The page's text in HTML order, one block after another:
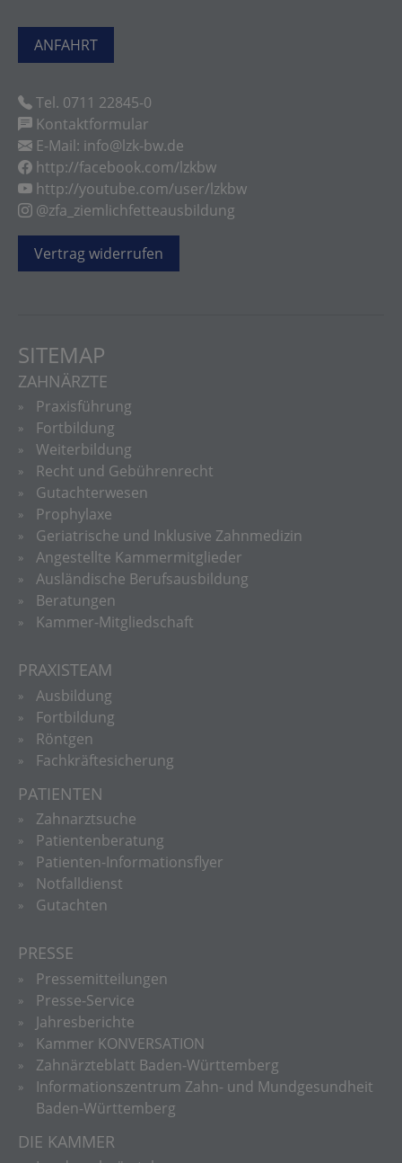
ANFAHRT
Tel. 0711 22845-0
Kontaktformular
E-Mail: info@lzk-bw.de
http://facebook.com/lzkbw
http://youtube.com/user/lzkbw
@zfa_ziemlichfetteausbildung
Vertrag widerrufen
SITEMAP
ZAHNÄRZTE
Praxisführung
Fortbildung
Weiterbildung
Recht und Gebührenrecht
Gutachterwesen
Prophylaxe
Geriatrische und Inklusive Zahnmedizin
Angestellte Kammermitglieder
Ausländische Berufsausbildung
Beratungen
Kammer-Mitgliedschaft
PRAXISTEAM
Ausbildung
Fortbildung
Röntgen
Fachkräftesicherung
PATIENTEN
Zahnarztsuche
Patientenberatung
Patienten-Informationsflyer
Notfalldienst
Gutachten
PRESSE
Pressemitteilungen
Presse-Service
Jahresberichte
Kammer KONVERSATION
Zahnärzteblatt Baden-Württemberg
Informationszentrum Zahn- und Mundgesundheit
Baden-Württemberg
DIE KAMMER